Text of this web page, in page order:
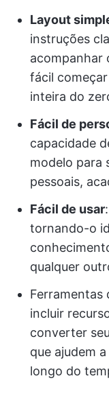
Layout
instruções
acompanhar
fácil
inteira do
Fácil de
capacidade
modelo para
pessoais,
Fácil de usar
tornando-o
qualquer
Ferramentas
incluir
converter
que ajudem
longo do